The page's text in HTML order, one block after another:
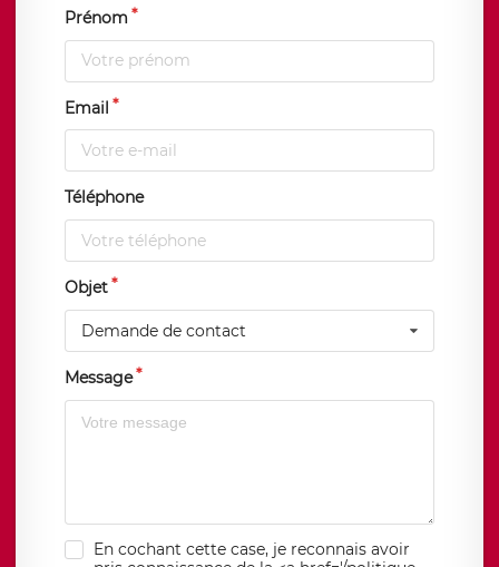
Prénom
Email
Téléphone
Objet
Demande de contact
Message
En cochant cette case, je reconnais avoir